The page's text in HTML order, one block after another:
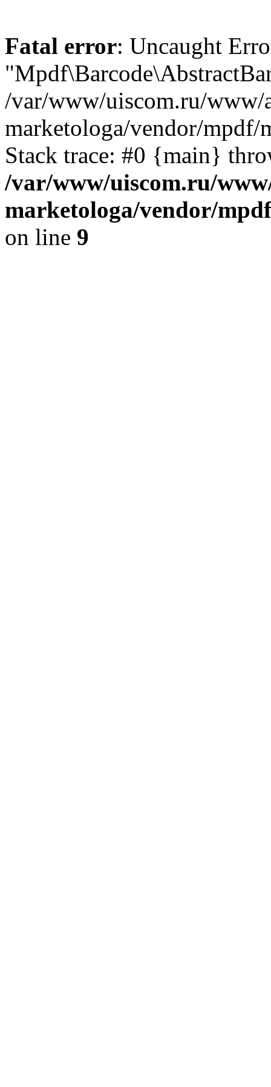
Fatal error: Uncaught
/var/www/uiscom.ru/www/
marketologa/vendor/mpdf/
Stack trace: #0 {main}
/var/www/uiscom.ru/
marketologa/vendor/
on line 9